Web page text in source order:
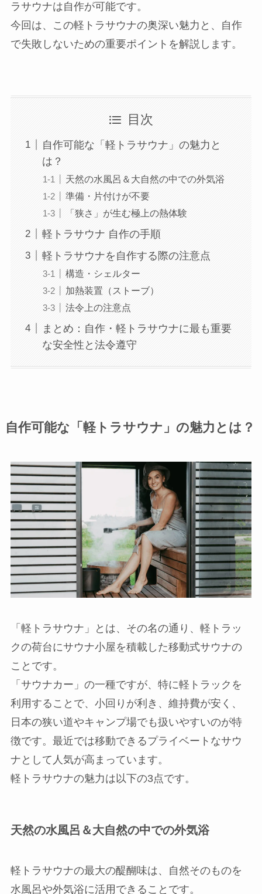
ラサウナは自作が可能です。
今回は、この軽トラサウナの奥深い魅力と、自作
で失敗しないための重要ポイントを解説します。
目次
自作可能な「軽トラサウナ」の魅力と
は？
天然の水風呂＆大自然の中での外気浴
準備・片付けが不要
「狭さ」が生む極上の熱体験
軽トラサウナ 自作の手順
軽トラサウナを自作する際の注意点
構造・シェルター
加熱装置（ストーブ）
法令上の注意点
まとめ：自作・軽トラサウナに最も重要
な安全性と法令遵守
自作可能な「軽トラサウナ」の魅力とは？
「軽トラサウナ」とは、その名の通り、軽トラッ
クの荷台にサウナ小屋を積載した移動式サウナの
ことです。
「サウナカー」の一種ですが、特に軽トラックを
利用することで、小回りが利き、維持費が安く、
日本の狭い道やキャンプ場でも扱いやすいのが特
徴です。最近では移動できるプライベートなサウ
ナとして人気が高まっています。
軽トラサウナの魅力は以下の3点です。
天然の水風呂＆大自然の中での外気浴
軽トラサウナの最大の醍醐味は、自然そのものを
水風呂や外気浴に活用できることです。